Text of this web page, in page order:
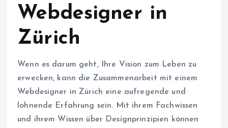
Webdesigner in
Zürich
Wenn es darum geht, Ihre Vision zum Leben zu
erwecken, kann die Zusammenarbeit mit einem
Webdesigner in Zürich eine aufregende und
lohnende Erfahrung sein. Mit ihrem Fachwissen
und ihrem Wissen über Designprinzipien können